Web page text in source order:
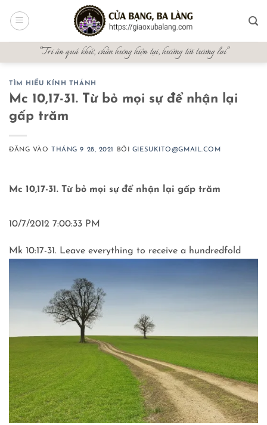
qua
"Tri ân quá khứ, chấn hưng hiện tại, hướng tới tương lai"
TÌM HIỂU KÍNH THÁNH
Mc 10,17-31. Từ bỏ mọi sự để nhận lại
gấp trăm
ĐĂNG VÀO THÁNG 9 28, 2021 BỞI GIESUKITO@GMAIL.COM
Mc 10,17-31. Từ bỏ mọi sự để nhận lại gấp trăm
10/7/2012 7:00:33 PM
Mk 10:17-31. Leave everything to receive a hundredfold